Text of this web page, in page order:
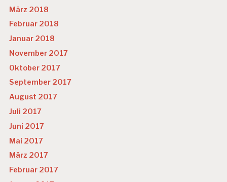
März 2018
Februar 2018
Januar 2018
November 2017
Oktober 2017
September 2017
August 2017
Juli 2017
Juni 2017
Mai 2017
März 2017
Februar 2017